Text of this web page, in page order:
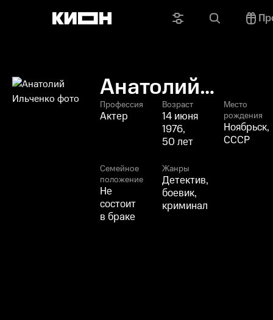
Анатолий
Ильченко
Профессия
Актер
Возраст
14 июня
1976,
50 лет
Место
рождения
Ноябрьск,
СССР
Семейное
положение
Не
состоит
в браке
Жанры
Детектив,
боевик,
криминал